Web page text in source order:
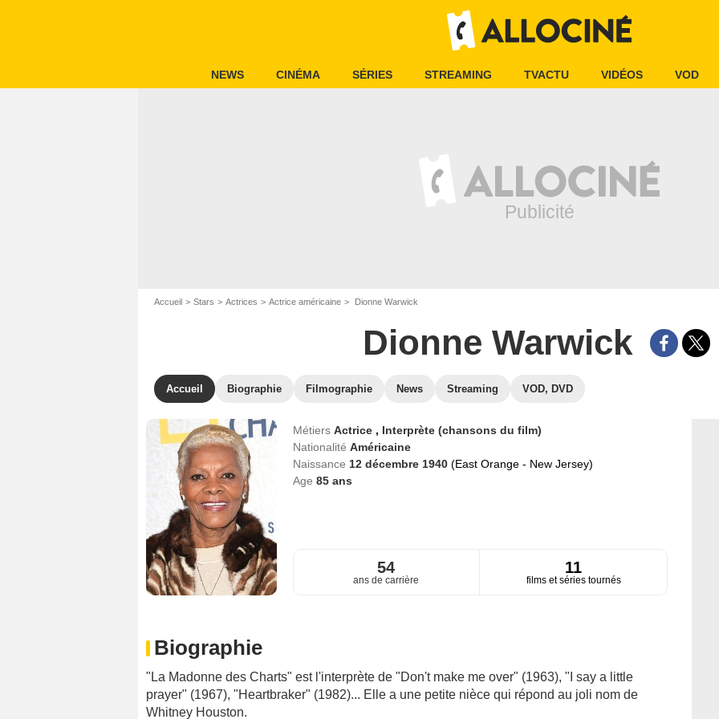
NEWS CINÉMA SÉRIES STREAMING TVACTU VIDÉOS VOD
Accueil Stars Actrices Actrice américaine Dionne Warwick
Dionne Warwick
Accueil Biographie Filmographie News Streaming VOD, DVD
Métiers Actrice , Interprète (chansons du film)
Nationalité Américaine
Naissance 12 décembre 1940 (East Orange - New Jersey)
Age 85ans
54
ans de carrière
11
films et séries tournés
Biographie
"La Madonne des Charts" est l'interprète de "Don't make me over" (1963), "I say a little
prayer" (1967), "Heartbraker" (1982)... Elle a une petite nièce qui répond au joli nom de
Whitney Houston.